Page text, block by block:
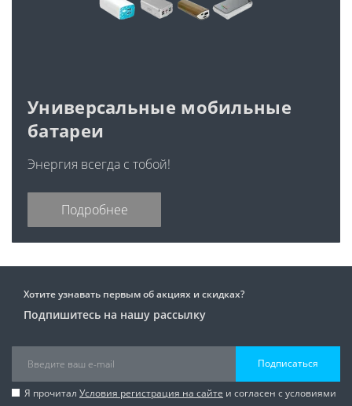
Универсальные мобильные
батареи
Энергия всегда с тобой!
Подробнее
Хотите узнавать первым об акциях и скидках?
Подпишитесь на нашу рассылку
Подписаться
Я прочитал Условия регистрация на сайте и согласен с условиями